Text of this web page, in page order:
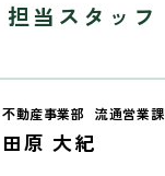
担当スタッフ
不動産事業部 流通営業課
田原 大紀